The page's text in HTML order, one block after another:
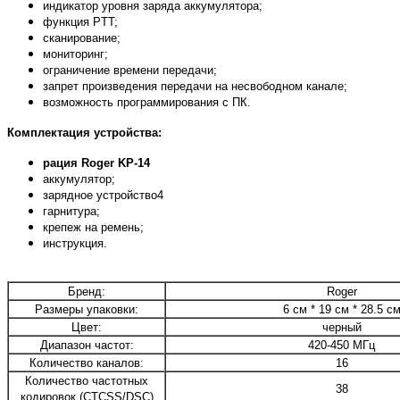
индикатор уровня заряда аккумулятора;
функция PTT;
сканирование;
мониторинг;
ограничение времени передачи;
запрет произведения передачи на несвободном канале;
возможность программирования с ПК.
Комплектация устройства:
рация Roger KP-14
аккумулятор;
зарядное устройство4
гарнитура;
крепеж на ремень;
инструкция.
Бренд:
Roger
Размеры упаковки:
6 см * 19 см * 28.5 см
Цвет:
черный
Диапазон частот:
420-450 МГц
Количество каналов:
16
Количество частотных
кодировок (CTCSS/DSC)
38